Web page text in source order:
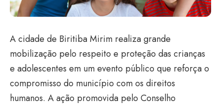
A cidade de Biritiba Mirim realiza grande
mobilização pelo respeito e proteção das crianças
e adolescentes em um evento público que reforça o
compromisso do município com os direitos
humanos. A ação promovida pelo Conselho